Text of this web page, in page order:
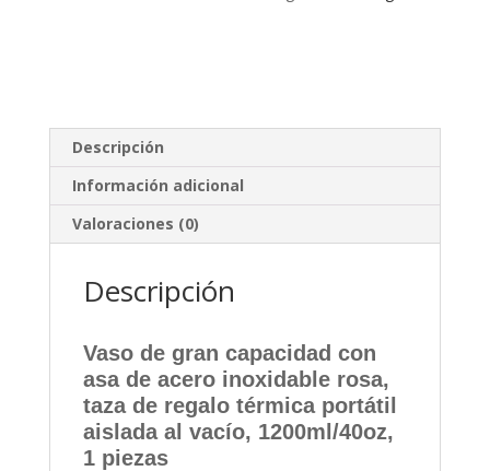
Descripción
Información adicional
Valoraciones (0)
Descripción
Vaso de gran capacidad con
asa de acero inoxidable rosa,
taza de regalo térmica portátil
aislada al vacío, 1200ml/40oz,
1 piezas